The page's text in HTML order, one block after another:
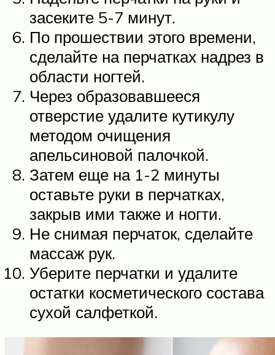
засеките 5-7 минут.
По прошествии этого времени,
сделайте на перчатках надрез в
области ногтей.
Через образовавшееся
отверстие удалите кутикулу
методом очищения
апельсиновой палочкой.
Затем еще на 1-2 минуты
оставьте руки в перчатках,
закрыв ими также и ногти.
Не снимая перчаток, сделайте
массаж рук.
Уберите перчатки и удалите
остатки косметического состава
сухой салфеткой.